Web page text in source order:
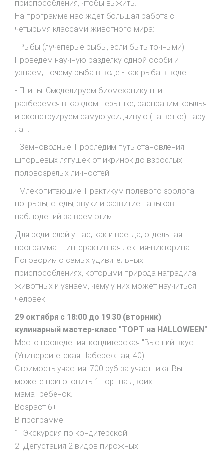
приспособления, чтобы выжить.
На программе нас ждет большая работа с
четырьмя классами животного мира:
- Рыбы (лучеперые рыбы, если быть точными).
Проведем научную разделку одной особи и
узнаем, почему рыба в воде - как рыба в воде.
- Птицы. Смоделируем биомеханику птиц:
разберемся в каждом перышке, расправим крылья
и сконструируем самую усидчивую (на ветке) пару
лап.
- Земноводные. Проследим путь становления
шпорцевых лягушек от икринок до взрослых
половозрелых личностей.
- Млекопитающие. Практикум полевого зоолога -
погрызы, следы, звуки и развитие навыков
наблюдений за всем этим.
Для родителей у нас, как и всегда, отдельная
программа — интерактивная лекция-викторина.
Поговорим о самых удивительных
приспособлениях, которыми природа наградила
животных и узнаем, чему у них может научиться
человек.
29 октября с 18:00 до 19:30 (вторник)
кулинарный мастер-класс "ТОРТ на HALLOWEEN"
Место проведения: кондитерская "Высший вкус"
(Университетская Набережная, 40)
Стоимость участия: 700 руб за участника. Вы
можете приготовить 1 торт на двоих
мама+ребенок.
Возраст 6+
В программе:
1. Экскурсия по кондитерской
2. Дегустация 2 видов пирожных